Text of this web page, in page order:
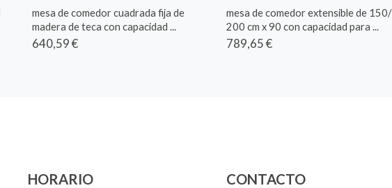
mesa de comedor cuadrada fija de
madera de teca con capacidad ...
640,59 €
mesa de comedor extensible de 150/
200 cm x 90 con capacidad para ...
789,65 €
HORARIO CONTACTO